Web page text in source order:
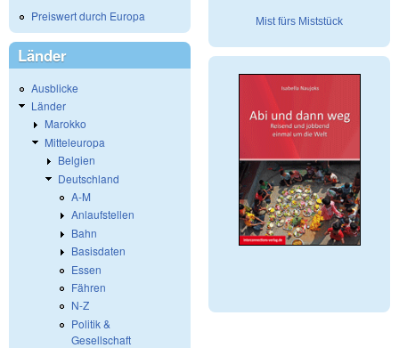
Preiswert durch Europa
Länder
Ausblicke
Länder
Marokko
Mitteleuropa
Belgien
Deutschland
A-M
Anlaufstellen
Bahn
Basisdaten
Essen
Fähren
N-Z
Politik &
Gesellschaft
Mist fürs Miststück